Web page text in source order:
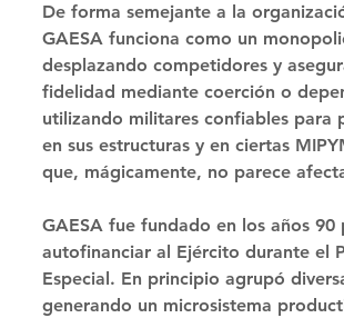
De forma semejante a la
GAESA funciona como un
desplazando competidores y
fidelidad mediante coerción o
utilizando militares confiables para
en sus estructuras y en ciertas
que, mágicamente, no parece
GAESA fue fundado en los años 90
autofinanciar al Ejército durante el
Especial. En principio agrupó
generando un microsistema